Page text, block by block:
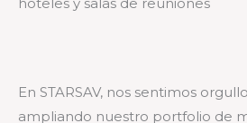
En STARSAV, nos sentimos
ampliando nuestro portfolio de